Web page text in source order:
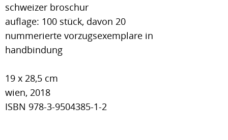
schweizer broschur
auflage: 100 stück, davon 20
nummerierte vorzugsexemplare in
handbindung
19 x 28,5 cm
wien, 2018
ISBN 978-3-9504385-1-2